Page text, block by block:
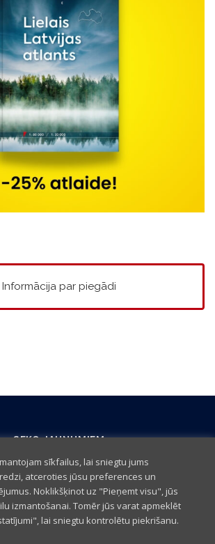
Informācija par piegādi
SEKO JAUNUMIEM
sīkfailus, lai sniegtu jums
atceroties jūsu preferences un
Noklikšķinot uz "Pieņemt visu", jūs
izmantošanai. Tomēr jūs varat apmeklēt
lai sniegtu kontrolētu piekrišanu.